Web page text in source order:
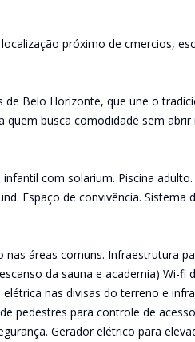
próximo de cmercios,
Belo Horizonte, que une o
busca comodidade sem abrir
com solarium. Piscina
Espaço de convivência. Sistema
áreas comuns. Infraestrutura
da sauna e academia) Wi-fi
nas divisas do terreno e
pedestres para controle de
Gerador elétrico para